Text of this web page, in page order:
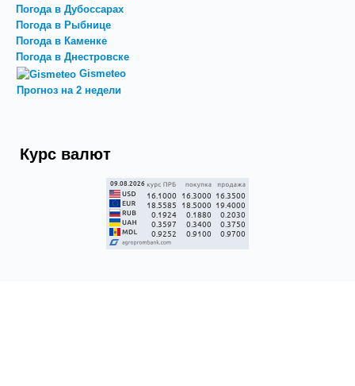
Погода в Дубоссарах
Погода в Рыбнице
Погода в Каменке
Погода в Днестровске
Gismeteo
Прогноз на 2 недели
Курс валют